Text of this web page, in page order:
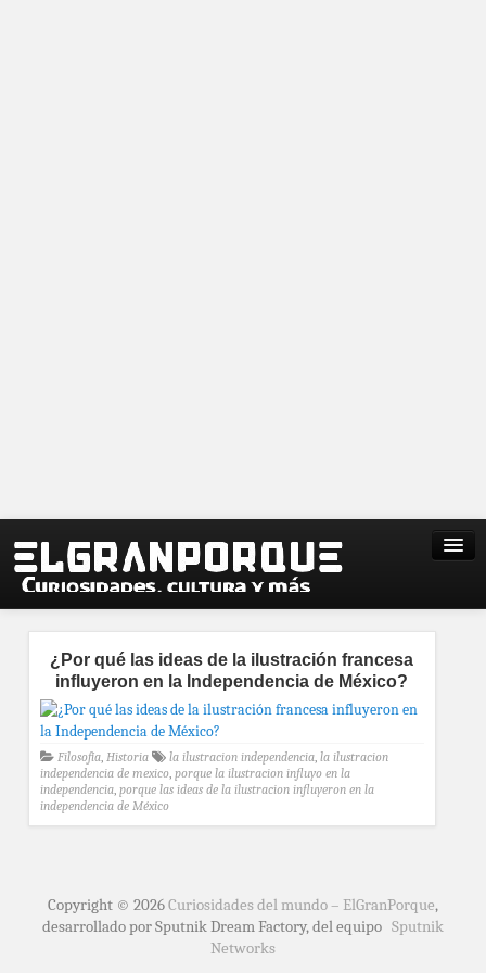
¿Por qué las ideas de la ilustración francesa
influyeron en la Independencia de México?
Filosofía, Historia la ilustracion independencia, la ilustracion
independencia de mexico, porque la ilustracion influyo en la
independencia, porque las ideas de la ilustracion influyeron en la
independencia de México
Copyright © 2026Curiosidades del mundo – ElGranPorque,
desarrollado por Sputnik Dream Factory, del equipo Sputnik
Networks